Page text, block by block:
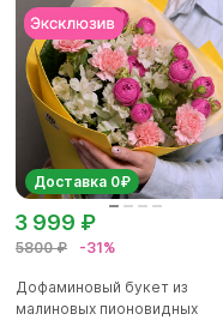
Доставка 0₽
5800 ₽ -31%
3 999 ₽
Дофаминовый букет из
малиновых пионовидных